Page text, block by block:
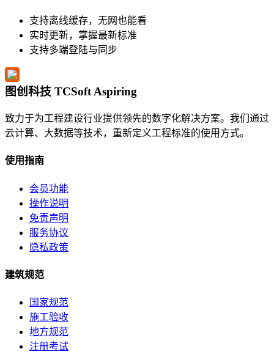
支持离线缓存，无网也能看
实时更新，掌握最新标准
支持多端登陆与同步
图创科技 TCSoft Aspiring
致力于为工程建设行业提供领先的数字化解决方案。我们通过
云计算、大数据等技术，重新定义工程标准的使用方式。
使用指南
会员功能
操作说明
免责声明
服务协议
隐私政策
建筑规范
国家规范
施工验收
地方规范
注册考试